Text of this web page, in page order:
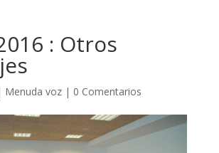
: Otros
Menuda voz| 0 Comentarios